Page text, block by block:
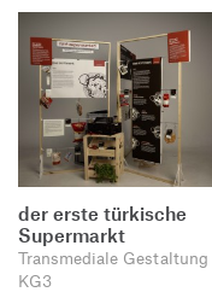
der erste türkische
Supermarkt
Transmediale Gestaltung
KG3